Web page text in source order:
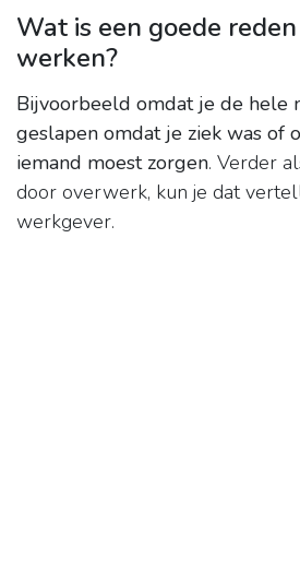
Wat is een goede
werken?
Bijvoorbeeld omdat je de hele
geslapen omdat je ziek was of
iemand moest zorgen. Verder
door overwerk, kun je dat
werkgever.